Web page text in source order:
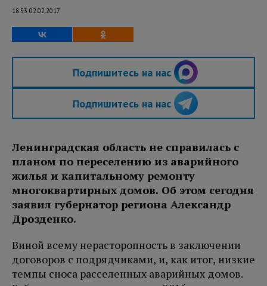
18:53 02.02.2017
Подпишитесь на нас
Подпишитесь на нас
Ленинградская область не справилась с
планом по переселению из аварийного
жилья и капитальному ремонту
многоквартирных домов. Об этом сегодня
заявил губернатор региона Александр
Дрозденко.
Виной всему нерасторопность в заключении
договоров с подрядчиками, и, как итог, низкие
темпы сноса расселенных аварийных домов.